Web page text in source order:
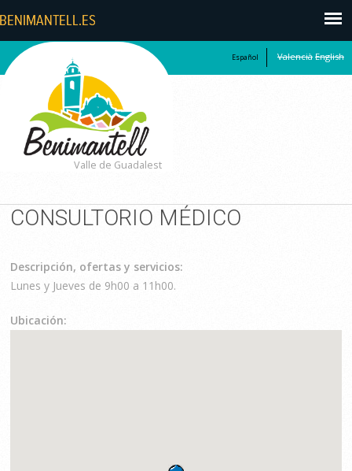
Español Valencià English
Valle de Guadalest
CONSULTORIO MÉDICO
Descripción, ofertas y servicios:
Lunes y Jueves de 9h00 a 11h00.
Ubicación: